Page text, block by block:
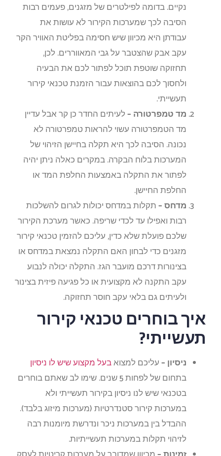
נקיים. בדומה לפילטרים של מזגנים, פעמים רבות
הסיבה לכך שמערכות הקירור לא עושות את
עבודתן היא מכיוון שיש חסימה בפליטת האוויר הקר
עקב אבק שהצטבר על גבי המאווררים. לכן,
תחזוקה שוטפת תוכל לפתור לכם את הבעיה
ולחסוך לכם בהוצאות עבור הזמנת טכנאי קירור
תעשייתי.
מד טמפרטורה –לעיתים החדר כן קר אבל עדיין
מד הטמפרטורה עשוי להראות טמפרטורה לא
נכונה. הסיבה לכך היא תקלה בחיישן הזיהוי של
המערכות בלוח הבקרה. במקרים כאלה ניתן יהיה
לפתור את התקלה באמצעות החלפת המד או
החלפת החיישן.
מדחס –תקלות במדחס יכולות לגרום להשלכות
רבות ואפילו עד לכדי שריפה. כאשר מערכת הקירור
שלכם פועלת שלא כדין, עליכם להזמין טכנאי קירור
מזגנים כדי לבחון האם התקלה נמצאת במדחס או
בצינורות דרכם מועבר הגז. התקלה יכולה לנבוע
עקב התקנה לא מקצועית או כל פגיעה פיזית בצינור
ולעיתים גם בלאי עקב חוסר תחזוקה.
איך בוחרים טכנאי קירור
תעשייתי?
ניסיון –עליכם למצואבעל מקצוע שיש לו ניסיון
בתחום של לפחות 5 שנים. שימו לב שאתם בוחרים
בטכנאי שיש לנו ניסיון בקירור תעשייתי ולא
במערכות קירור סטנדרטיות (מערכות מיזוג בלבד).
ההבדל בין במערכות ניכר ונדרשת מיומנות רבה
לזיהוי תקלות במערכות תעשייתיות.